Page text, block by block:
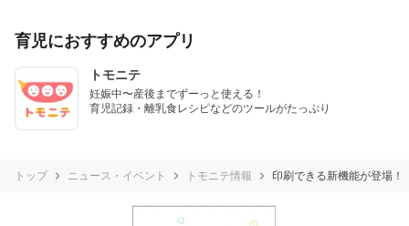
育児におすすめのアプリ
トモニテ
妊娠中〜産後までずーっと使える！
育児記録・離乳食レシピなどのツールがたっぷり
トップ ニュース・イベント トモニテ情報 印刷できる新機能が登場